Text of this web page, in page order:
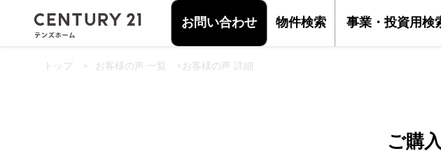
お問い合わせ 物件検索 事業・投資用検
トップ > お客様の声 一覧 >お客様の声 詳細
ご購